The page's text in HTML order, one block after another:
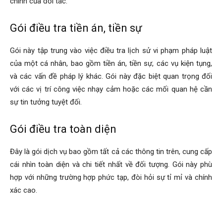
tham
Giss
Gói điều tra tiền án, tiền sự
Gói này tập trung vào việc điều tra lịch sử vi phạm pháp luật
của một cá nhân, bao gồm tiền án, tiền sự, các vụ kiện tụng,
và các vấn đề pháp lý khác. Gói này đặc biệt quan trọng đối
với các vị trí công việc nhạy cảm hoặc các mối quan hệ cần
sự tin tưởng tuyệt đối.
Gói điều tra toàn diện
Đây là gói dịch vụ bao gồm tất cả các thông tin trên, cung cấp
cái nhìn toàn diện và chi tiết nhất về đối tượng. Gói này phù
hợp với những trường hợp phức tạp, đòi hỏi sự tỉ mỉ và chính
xác cao.